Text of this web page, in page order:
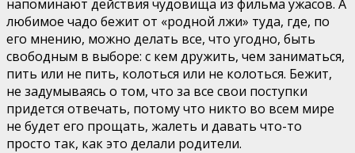
напоминают действия чудовища из фильма ужасов. А
любимое чадо бежит от «родной лжи» туда, где, по
его мнению, можно делать все, что угодно, быть
свободным в выборе: с кем дружить, чем заниматься,
пить или не пить, колоться или не колоться. Бежит,
не задумываясь о том, что за все свои поступки
придется отвечать, потому что никто во всем мире
не будет его прощать, жалеть и давать что-то
просто так, как это делали родители.